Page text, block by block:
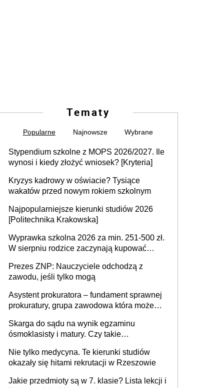
Tematy
Popularne Najnowsze Wybrane
Stypendium szkolne z MOPS 2026/2027. Ile
wynosi i kiedy złożyć wniosek? [Kryteria]
Kryzys kadrowy w oświacie? Tysiące
wakatów przed nowym rokiem szkolnym
Najpopularniejsze kierunki studiów 2026
[Politechnika Krakowska]
Wyprawka szkolna 2026 za min. 251-500 zł.
W sierpniu rodzice zaczynają kupować
wydatek sięgający ponad 1 tys. zł
Prezes ZNP: Nauczyciele odchodzą z
zawodu, jeśli tylko mogą
Asystent prokuratora – fundament sprawnej
prokuratury, grupa zawodowa która może
Skarga do sądu na wynik egzaminu
ósmoklasisty i matury. Czy takie
Nie tylko medycyna. Te kierunki studiów
okazały się hitami rekrutacji w Rzeszowie
Jakie przedmioty są w 7. klasie? Lista lekcji i